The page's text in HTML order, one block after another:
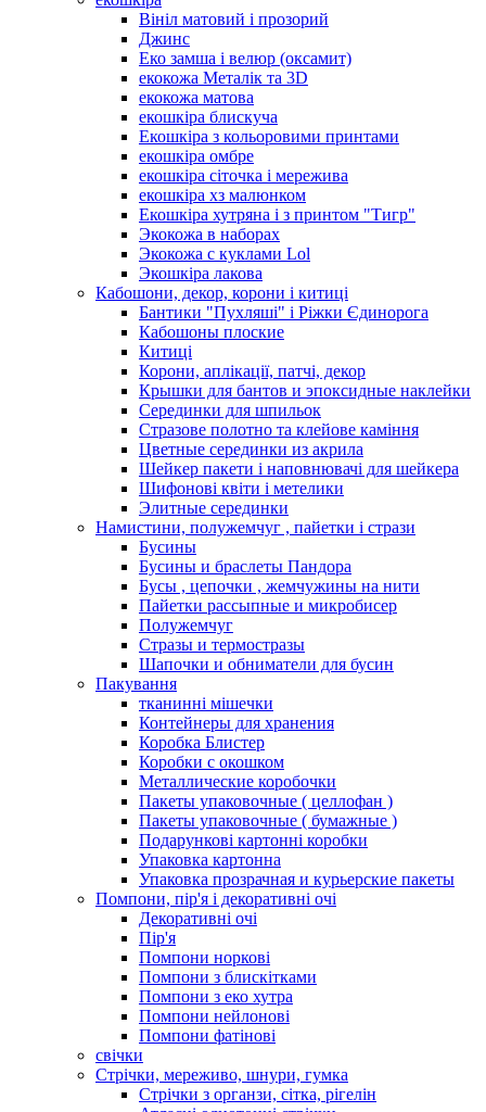
Вініл матовий і прозорий
Джинс
Еко замша і велюр (оксамит)
екокожа Металік та 3D
екокожа матова
екошкіра блискуча
Екошкіра з кольоровими принтами
екошкіра омбре
екошкіра сіточка і мережива
екошкіра хз малюнком
Екошкіра хутряна і з принтом "Тигр"
Экокожа в наборах
Экокожа с куклами Lol
Экошкiра лакова
Кабошони, декор, корони і китиці
Бантики "Пухляші" і Ріжки Єдинорога
Кабошоны плоские
Китиці
Корони, аплікації, патчі, декор
Крышки для бантов и эпоксидные наклейки
Серединки для шпильок
Стразове полотно та клейове каміння
Цветные серединки из акрила
Шейкер пакети і наповнювачі для шейкера
Шифонові квіти і метелики
Элитные серединки
Намистини, полужемчуг , пайетки і стрази
Бусины
Бусины и браслеты Пандора
Бусы , цепочки , жемчужины на нити
Пайетки рассыпные и микробисер
Полужемчуг
Стразы и термостразы
Шапочки и обниматели для бусин
Пакування
тканинні мішечки
Контейнеры для хранения
Коробка Блистер
Коробки с окошком
Металлические коробочки
Пакеты упаковочные ( целлофан )
Пакеты упаковочные ( бумажные )
Подарункові картонні коробки
Упаковка картонна
Упаковка прозрачная и курьерские пакеты
Помпони, пір'я і декоративні очі
Декоративні очі
Пір'я
Помпони норкові
Помпони з блискітками
Помпони з еко хутра
Помпони нейлонові
Помпони фатінові
свічки
Стрічки, мереживо, шнури, гумка
Стрічки з органзи, сітка, рігелін